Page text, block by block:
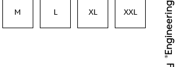
M L XL XXL